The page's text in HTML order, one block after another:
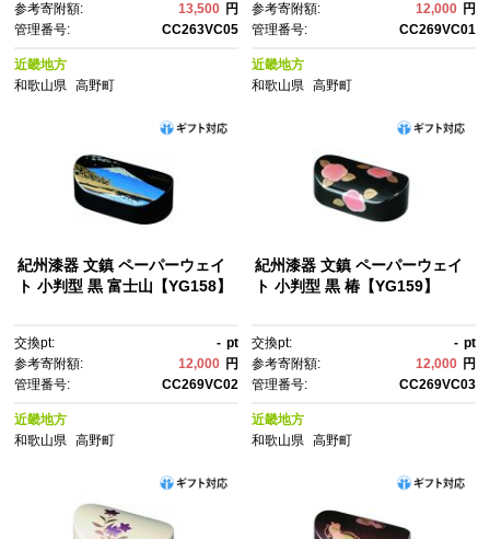
参考寄附額:
13,500 円
管理番号:
CC263VC05
近畿地方
和歌山県
高野町
参考寄附額:
12,000 円
管理番号:
CC269VC01
近畿地方
和歌山県 高野町
紀州漆器 文鎮 ペーパーウェイ
ト 小判型 黒 富士山【YG158】
交換pt: - pt
参考寄附額:
12,000 円
管理番号:
CC269VC02
近畿地方
和歌山県
高野町
紀州漆器 文鎮 ペーパーウェイ
ト 小判型 黒 椿【YG159】
交換pt: - pt
参考寄附額:
12,000 円
管理番号:
CC269VC03
近畿地方
和歌山県 高野町